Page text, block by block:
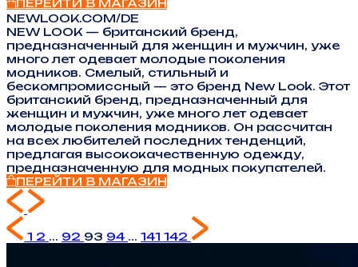
ПЕРЕЙТИ В МАГАЗИН
NEWLOOK.COM/DE
NEW LOOK — британский бренд,
предназначенный для женщин и мужчин, уже
много лет одевает молодые поколения
модников. Смелый, стильный и
бескомпромиссный — это бренд New Look. Этот
британский бренд, предназначенный для
женщин и мужчин, уже много лет одевает
молодые поколения модников. Он рассчитан
на всех любителей последних тенденций,
предлагая высококачественную одежду,
предназначенную для модных покупателей.
ПЕРЕЙТИ В МАГАЗИН
1 2 ... 92 93 94 ... 141 142